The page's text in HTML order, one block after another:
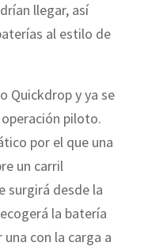
llegar, así
al estilo de
Quickdrop y ya se
piloto.
por el que una
un carril
surgirá desde la
la batería
con la carga a